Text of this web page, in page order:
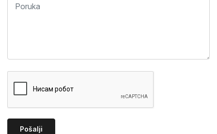
Pošalji